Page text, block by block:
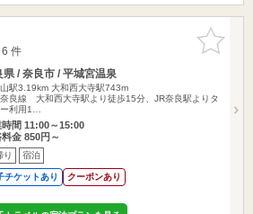
お気に入
りに追加
件
県 / 奈良市 / 平城宮温泉
駅3.19km 大和西大寺駅743m
良線 大和西大寺駅より徒歩15分、JR奈良駅よりタ
利用1…
時間 11:00～15:00
料金 850円～
り 宿泊
チケットあり クーポンあり